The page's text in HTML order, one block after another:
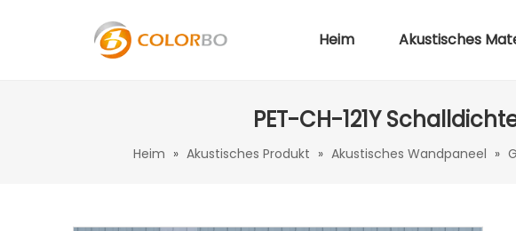
Heim Akustisches
PET-CH-121Y
Heim » Akustisches Produkt » Akustisches Wandpaneel »